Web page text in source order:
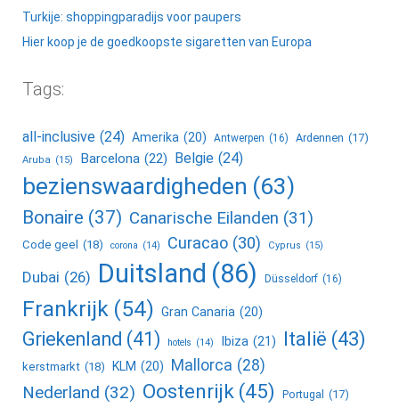
Turkije: shoppingparadijs voor paupers
Hier koop je de goedkoopste sigaretten van Europa
Tags:
all-inclusive (24) Amerika (20) Antwerpen (16) Ardennen (17)
Aruba (15) Barcelona (22) Belgie (24)
bezienswaardigheden (63)
Bonaire (37) Canarische Eilanden (31)
Code geel (18) corona (14) Curacao (30) Cyprus (15)
Dubai (26) Duitsland (86) Düsseldorf (16)
Frankrijk (54) Gran Canaria (20)
Griekenland (41) hotels (14) Ibiza (21) Italië (43)
kerstmarkt (18) KLM (20) Mallorca (28)
Nederland (32) Oostenrijk (45) Portugal (17)